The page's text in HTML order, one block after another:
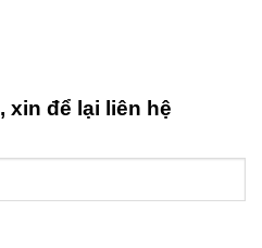
xin để lại liên hệ